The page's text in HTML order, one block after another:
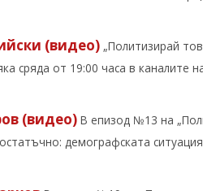
(видео) „Политизирай
сряда от 19:00 часа в каналите
(видео) В епизод №13 на
демографската